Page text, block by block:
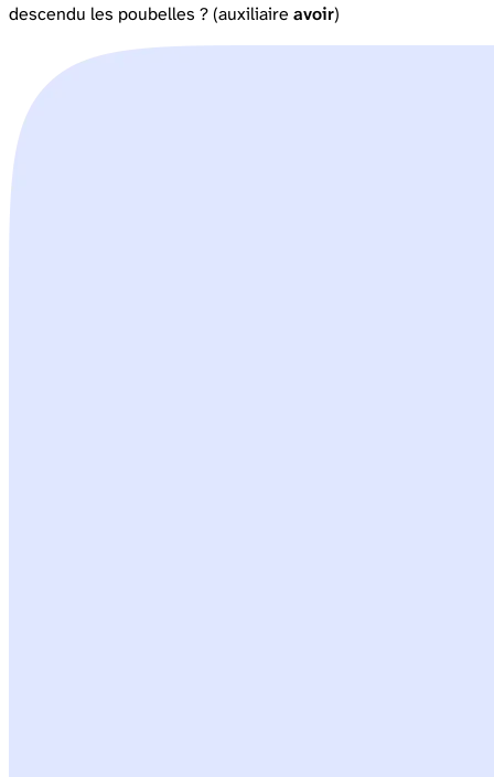
descendu les poubelles ? (auxiliaire avoir)